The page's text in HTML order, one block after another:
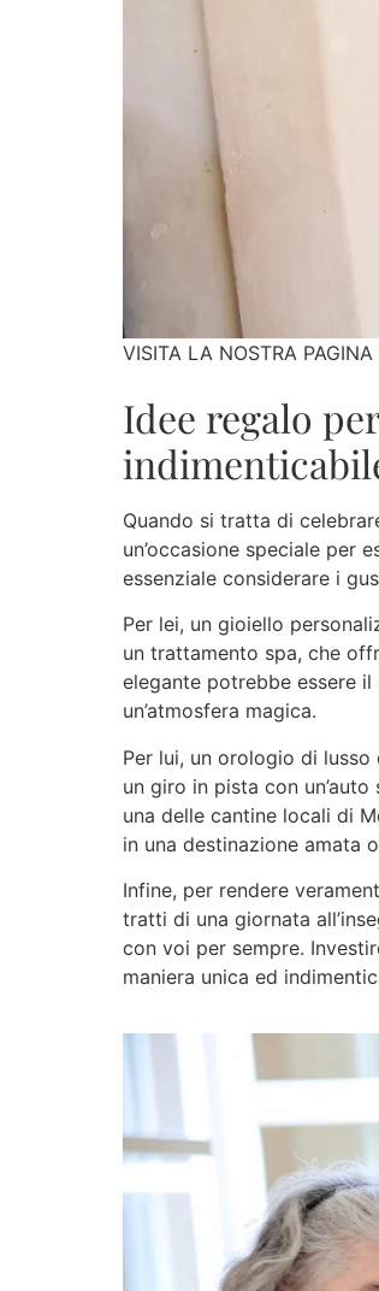
VISITA LA NOSTRA PAGINA
Idee regalo
Quando si tratta di
un’occasione speciale per
essenziale considerare i
Per lei, un gioiello
un trattamento spa, che
elegante potrebbe essere
un’atmosfera magica.
Per lui, un orologio di lusso
un giro in pista con
una delle cantine locali di
in una destinazione amata
Infine, per rendere
tratti di una giornata
con voi per sempre.
maniera unica ed